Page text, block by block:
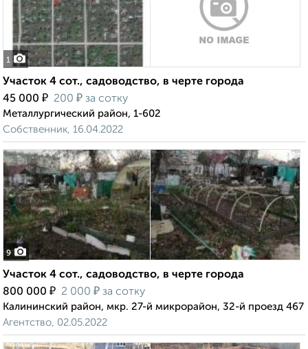
1
Участок 4 сот., садоводство, в черте города
45 000 ₽ 200 ₽ за сотку
Металлургический район, 1-602
Собственник, 16.04.2022
9
Участок 4 сот., садоводство, в черте города
800 000 ₽ 2 000 ₽ за сотку
Калининский район, мкр. 27-й микрорайон, 32-й проезд 467
Агентство, 02.05.2022